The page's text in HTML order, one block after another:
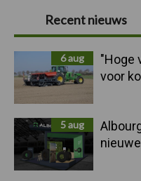
Primaire
Sidebar
Recent nieuws
6 aug
"Hoge
voor
5 aug